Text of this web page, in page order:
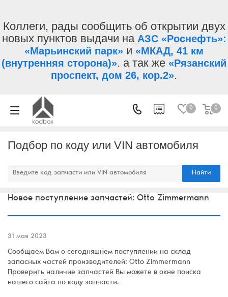
Коллеги, рады сообщить об открытии двух
новых пунктов выдачи на АЗС «Роснефть»:
«Марьинский парк» и «МКАД, 41 км
(внутренняя сторона)». а так же «Рязанский
проспект, дом 26, кор.2».
0 0
Подбор по коду или VIN автомобиля
Найти
Новое поступление запчастей: Otto Zimmermann
31 мая 2023
Сообщаем Вам о сегодняшнем поступлении на склад
запасных частей производителей: Otto Zimmermann
Проверить наличие запчастей Вы можете в окне поиска
нашего сайта по коду запчасти.